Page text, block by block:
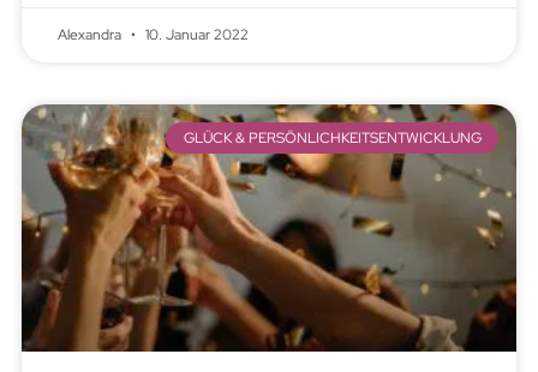
Alexandra 10. Januar 2022
GLÜCK & PERSÖNLICHKEITSENTWICKLUNG